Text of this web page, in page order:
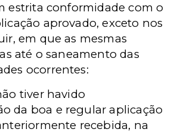
estrita conformidade com o
aprovado, exceto nos
em que as mesmas
até o saneamento das
ocorrentes:
tiver havido
da boa e regular aplicação
recebida, na